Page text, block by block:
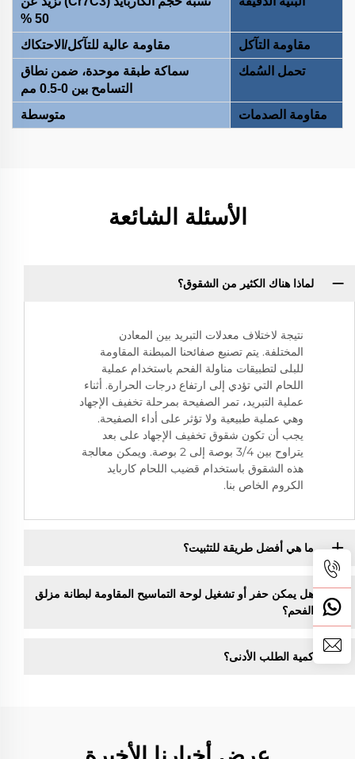
50 %
مقاومة التآكل
مقاومة عالية للتآكل/الاحتكاك
تحمل السُمك
سماكة طبقة موحدة، ضمن نطاق
التسامح بين 0-0.5 مم
مقاومة الصدمات
متوسطة
الأسئلة الشائعة
لماذا هناك الكثير من الشقوق؟
نتيجة لاختلاف معدلات التبريد بين المعادن
المختلفة. يتم تصنيع صفائحنا المبطنة المقاومة
للبلى لتطبيقات مناولة الفحم باستخدام عملية
اللحام التي تؤدي إلى ارتفاع درجات الحرارة. أثناء
عملية التبريد، تمر الصفيحة بمرحلة تخفيف الإجهاد
وهي عملية طبيعية ولا تؤثر على أداء الصفيحة.
يجب أن تكون شقوق تخفيف الإجهاد على بعد
يتراوح بين 3/4 بوصة إلى 2 بوصة. ويمكن معالجة
هذه الشقوق باستخدام قضيب اللحام كاربايد
الكروم الخاص بنا.
ما هي أفضل طريقة للتثبيت؟
هل يمكن حفر أو تشغيل لوحة التماسيح المقاومة لبطانة مزلق
الفحم؟
كمية الطلب الأدنى؟